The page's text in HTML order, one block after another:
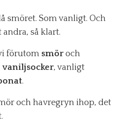
smöret. Som vanligt. Och
så klart.
förutom smör och
vaniljsocker, vanligt
.
och havregryn ihop, det